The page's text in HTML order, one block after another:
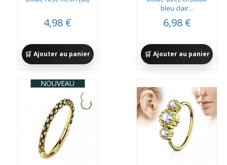
4,98 €
Ajouter au panier
bleu clair...
6,98 €
Ajouter au panier
NOUVEAU